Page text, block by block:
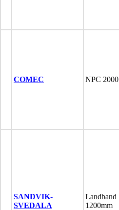
COMEC NPC 2000
SANDVIK-
SVEDALA
Landband
1200mm